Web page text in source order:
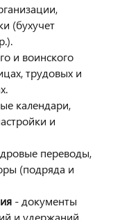
(бухучет
и воинского
трудовых и
календари,
и
переводы,
(подряда и
- документы
и удержаний.